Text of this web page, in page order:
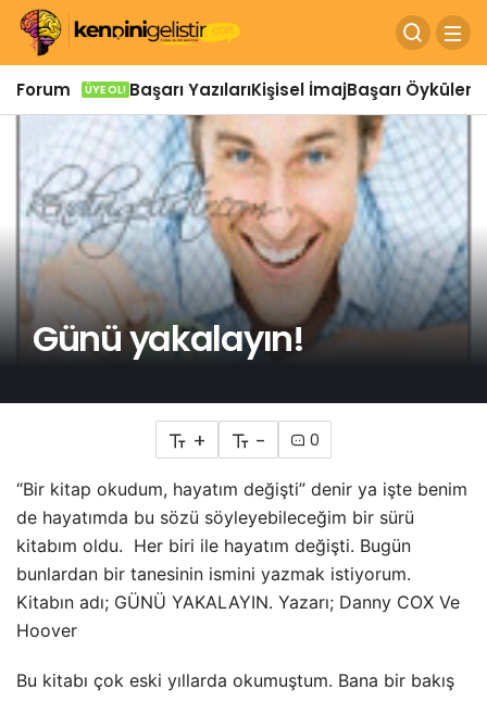
Forum ÜYE OL! Başarı YazılarıKişisel İmajBaşarı Öyküleri
Günü yakalayın!
+ - 0
“Bir kitap okudum, hayatım değişti” denir ya işte benim
de hayatımda bu sözü söyleyebileceğim bir sürü
kitabım oldu. Her biri ile hayatım değişti. Bugün
bunlardan bir tanesinin ismini yazmak istiyorum.
Kitabın adı; GÜNÜ YAKALAYIN. Yazarı; Danny COX Ve
Hoover
Bu kitabı çok eski yıllarda okumuştum. Bana bir bakış